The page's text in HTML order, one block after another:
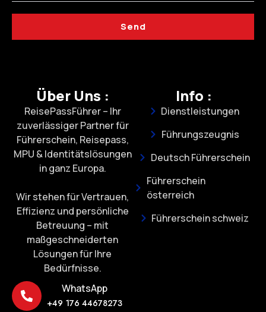
Send
Über Uns :
ReisePassFührer – Ihr
zuverlässiger Partner für
Führerschein, Reisepass,
MPU & Identitätslösungen
in ganz Europa.
Wir stehen für Vertrauen,
Effizienz und persönliche
Betreuung – mit
maßgeschneiderten
Lösungen für Ihre
Bedürfnisse.
WhatsApp
+49 176 44678273
Info :
Dienstleistungen
Führungszeugnis
Deutsch Führerschein
Führerschein
österreich
Führerschein schweiz